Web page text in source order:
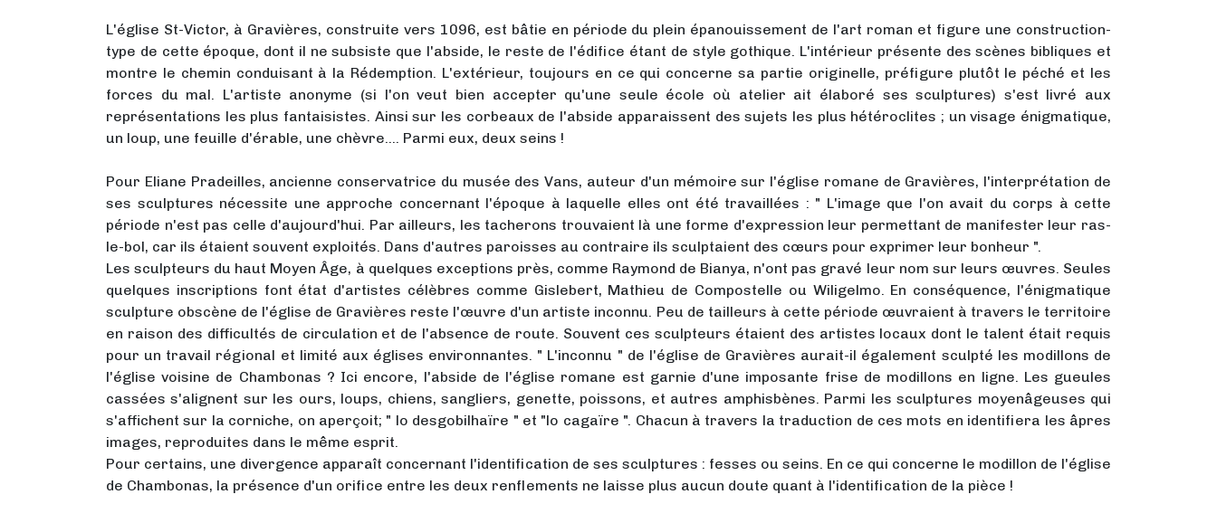
L'église St-Victor, à Gravières, construite vers 1096, est bâtie en période du plein épanouissement de l'art roman et figure une construction-
type de cette époque, dont il ne subsiste que l'abside, le reste de l'édifice étant de style gothique. L'intérieur présente des scènes bibliques et
montre le chemin conduisant à la Rédemption. L'extérieur, toujours en ce qui concerne sa partie originelle, préfigure plutôt le péché et les
forces du mal. L'artiste anonyme (si l'on veut bien accepter qu'une seule école où atelier ait élaboré ses sculptures) s'est livré aux
représentations les plus fantaisistes. Ainsi sur les corbeaux de l'abside apparaissent des sujets les plus hétéroclites ; un visage énigmatique,
un loup, une feuille d'érable, une chèvre.... Parmi eux, deux seins !
Pour Eliane Pradeilles, ancienne conservatrice du musée des Vans, auteur d'un mémoire sur l'église romane de Gravières, l'interprétation de
ses sculptures nécessite une approche concernant l'époque à laquelle elles ont été travaillées : " L'image que l'on avait du corps à cette
période n'est pas celle d'aujourd'hui. Par ailleurs, les tacherons trouvaient là une forme d'expression leur permettant de manifester leur ras-
le-bol, car ils étaient souvent exploités. Dans d'autres paroisses au contraire ils sculptaient des cœurs pour exprimer leur bonheur ".
Les sculpteurs du haut Moyen Âge, à quelques exceptions près, comme Raymond de Bianya, n'ont pas gravé leur nom sur leurs œuvres. Seules
quelques inscriptions font état d'artistes célèbres comme Gislebert, Mathieu de Compostelle ou Wiligelmo. En conséquence, l'énigmatique
sculpture obscène de l'église de Gravières reste l'œuvre d'un artiste inconnu. Peu de tailleurs à cette période œuvraient à travers le territoire
en raison des difficultés de circulation et de l'absence de route. Souvent ces sculpteurs étaient des artistes locaux dont le talent était requis
pour un travail régional et limité aux églises environnantes. " L'inconnu " de l'église de Gravières aurait-il également sculpté les modillons de
l'église voisine de Chambonas ? Ici encore, l'abside de l'église romane est garnie d'une imposante frise de modillons en ligne. Les gueules
cassées s'alignent sur les ours, loups, chiens, sangliers, genette, poissons, et autres amphisbènes. Parmi les sculptures moyenâgeuses qui
s'affichent sur la corniche, on aperçoit; " lo desgobilhaïre " et "lo cagaïre ". Chacun à travers la traduction de ces mots en identifiera les âpres
images, reproduites dans le même esprit.
Pour certains, une divergence apparaît concernant l'identification de ses sculptures : fesses ou seins. En ce qui concerne le modillon de l'église
de Chambonas, la présence d'un orifice entre les deux renflements ne laisse plus aucun doute quant à l'identification de la pièce !